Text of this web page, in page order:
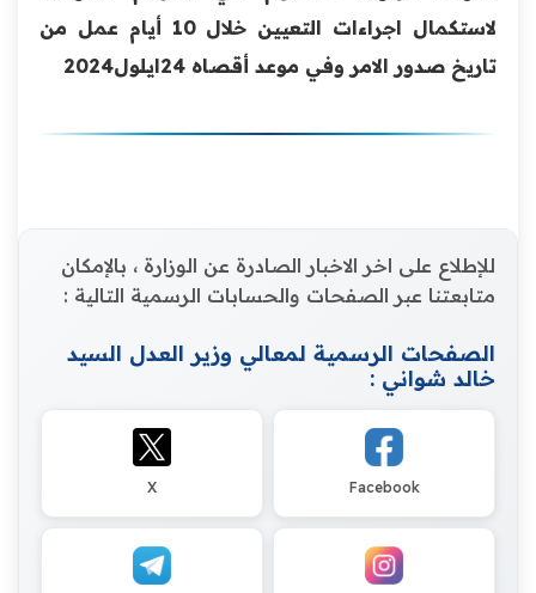
لاستكمال اجراءات التعيين خلال 10 أيام عمل من
تاريخ صدور الامر وفي موعد أقصاه 24ايلول2024
للإطلاع على اخر الاخبار الصادرة عن الوزارة ، بالإمكان
متابعتنا عبر الصفحات والحسابات الرسمية التالية :
الصفحات الرسمية لمعالي وزير العدل السيد
خالد شواني :
Facebook
X